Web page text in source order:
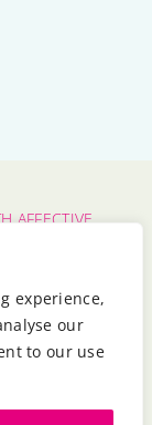
experience,
our
to our use
AFFECTIVE
FOUNDATION